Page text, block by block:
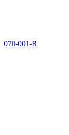
070-001-R